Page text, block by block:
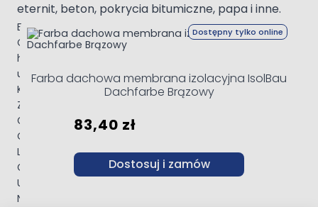
eternit, beton, pokrycia bitumiczne, papa i inne.
Elastyczna membrana o zwiększonej gęstości.
Charakteryzuje się doskonałymi właściwościami
hydroizolacyjnymi i estetycznym wyglądem. Pigmenty
użyte w farbie są odporne na starzenie i nie zmywają się.
KOLOR: Tutaj kupujesz kolor RAL 000 35 00
ZUŻYCIE: ok. 0,2 ÷ 0,4 kg/m?/warstwę
Grubość pojedynczej warstwy: 0,8-1,2 mm
Czas schnięcia warstwy do 12 godzin
Liczba warstw: co najmniej 2 (zalecane 3)
Grubość gotowej, suchej powłoki: 1,5 mm
Utwardzanie po 24 godzinach*
Narzędzia: Pędzel, wałek, pistolet
Navigating through the elements of the carousel is
Press to skip carousel
Press to go to carousel navigation
Dostępny tylko online
Farba dachowa membrana izolacyjna IsolBau
Dachfarbe Brązowy
83,40 zł
Dostosuj i zamów